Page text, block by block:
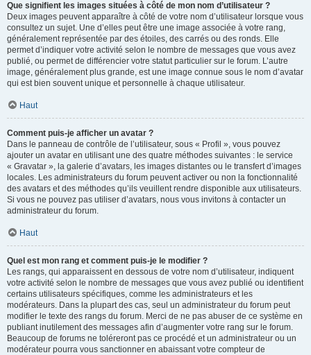
Que signifient les images situées à côté de mon nom d’utilisateur ?
Deux images peuvent apparaître à côté de votre nom d’utilisateur lorsque vous
consultez un sujet. Une d’elles peut être une image associée à votre rang,
généralement représentée par des étoiles, des carrés ou des ronds. Elle
permet d’indiquer votre activité selon le nombre de messages que vous avez
publié, ou permet de différencier votre statut particulier sur le forum. L’autre
image, généralement plus grande, est une image connue sous le nom d’avatar
qui est bien souvent unique et personnelle à chaque utilisateur.
Haut
Comment puis-je afficher un avatar ?
Dans le panneau de contrôle de l’utilisateur, sous « Profil », vous pouvez
ajouter un avatar en utilisant une des quatre méthodes suivantes : le service
« Gravatar », la galerie d’avatars, les images distantes ou le transfert d’images
locales. Les administrateurs du forum peuvent activer ou non la fonctionnalité
des avatars et des méthodes qu’ils veuillent rendre disponible aux utilisateurs.
Si vous ne pouvez pas utiliser d’avatars, nous vous invitons à contacter un
administrateur du forum.
Haut
Quel est mon rang et comment puis-je le modifier ?
Les rangs, qui apparaissent en dessous de votre nom d’utilisateur, indiquent
votre activité selon le nombre de messages que vous avez publié ou identifient
certains utilisateurs spécifiques, comme les administrateurs et les
modérateurs. Dans la plupart des cas, seul un administrateur du forum peut
modifier le texte des rangs du forum. Merci de ne pas abuser de ce système en
publiant inutilement des messages afin d’augmenter votre rang sur le forum.
Beaucoup de forums ne toléreront pas ce procédé et un administrateur ou un
modérateur pourra vous sanctionner en abaissant votre compteur de